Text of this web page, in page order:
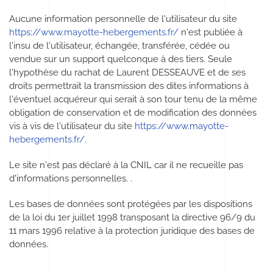
Aucune information personnelle de l'utilisateur du site
https://www.mayotte-hebergements.fr/ n'est publiée à
l'insu de l'utilisateur, échangée, transférée, cédée ou
vendue sur un support quelconque à des tiers. Seule
l'hypothèse du rachat de Laurent DESSEAUVE et de ses
droits permettrait la transmission des dites informations à
l'éventuel acquéreur qui serait à son tour tenu de la même
obligation de conservation et de modification des données
vis à vis de l'utilisateur du site https://www.mayotte-
hebergements.fr/.
Le site n'est pas déclaré à la CNIL car il ne recueille pas
d'informations personnelles. .
Les bases de données sont protégées par les dispositions
de la loi du 1er juillet 1998 transposant la directive 96/9 du
11 mars 1996 relative à la protection juridique des bases de
données.